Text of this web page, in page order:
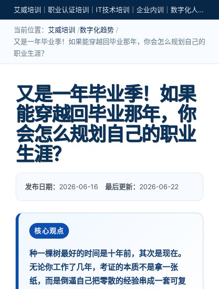
艾威培训｜职业认证培训｜IT技术培训｜企业内训｜数字化人才培养
当前位置： 艾威培训 数字化趋势
又是一年毕业季！如果能穿越回毕业那年，你会怎么规划自己的
职业生涯？
又是一年毕业季！如果
能穿越回毕业那年，你
会怎么规划自己的职业
生涯？
发布日期： 2026-06-16最后更新： 2026-06-22
核心观点
种一棵树最好的时间是十年前，其次是现在。
无论你工作了几年，考证的本质不是拿一张
纸，而是倒逼自己把零散的经验串成一套可复